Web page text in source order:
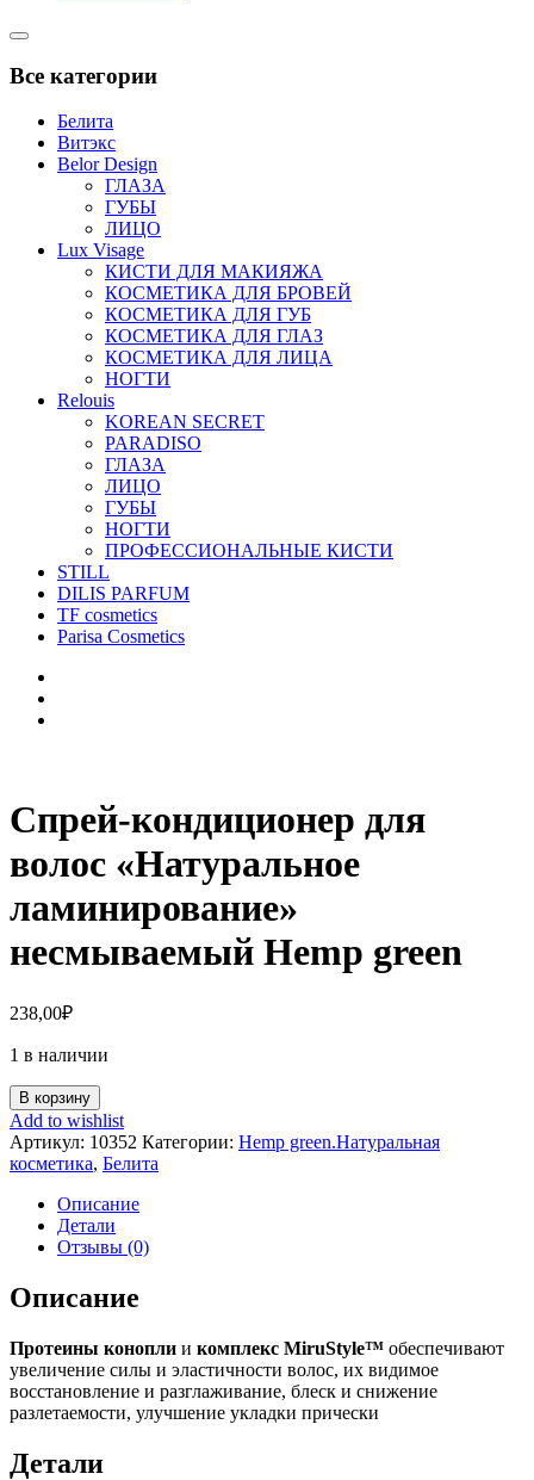
Catalog
Все категории
Белита
Витэкс
Belor Design
ГЛАЗА
ГУБЫ
ЛИЦО
Lux Visage
КИСТИ ДЛЯ МАКИЯЖА
КОСМЕТИКА ДЛЯ БРОВЕЙ
КОСМЕТИКА ДЛЯ ГУБ
КОСМЕТИКА ДЛЯ ГЛАЗ
КОСМЕТИКА ДЛЯ ЛИЦА
НОГТИ
Relouis
KOREAN SECRET
PARADISO
ГЛАЗА
ЛИЦО
ГУБЫ
НОГТИ
ПРОФЕССИОНАЛЬНЫЕ КИСТИ
STILL
DILIS PARFUM
TF cosmetics
Parisa Cosmetics
Спрей-кондиционер для
волос «Натуральное
ламинирование»
несмываемый Hemp green
238,00₽
1 в наличии
В корзину
Add to wishlist
Артикул: 10352 Категории: Hemp green.Натуральная
косметика, Белита
Описание
Детали
Отзывы (0)
Описание
Протеины конопли и комплекс MiruStyle™ обеспечивают
увеличение силы и эластичности волос, их видимое
восстановление и разглаживание, блеск и снижение
разлетаемости, улучшение укладки прически
Детали